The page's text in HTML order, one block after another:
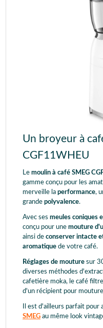
Un broyeur à
CGF11WHEU
Le moulin à café SMEG
gamme conçu pour les
merveille la performance,
grande polyvalence.
Avec ses meules coniques
conçu pour une mouture
ainsi de conserver intacte
aromatique de votre café.
Réglages de mouture sur
diverses méthodes
cafetière moka, le café
d'un récipient pour
Il est d'ailleurs parfait pour
SMEG au même look